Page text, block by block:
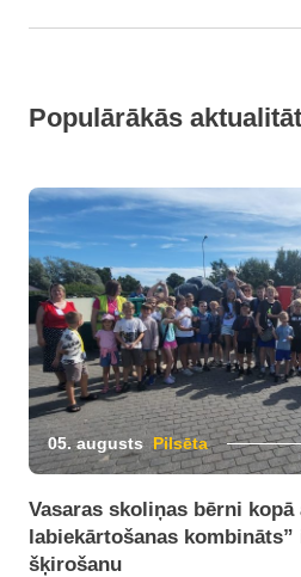
Populārākās
05. augusts Pilsēta
Vasaras skoliņas bērni kopā
labiekārtošanas
šķirošanu